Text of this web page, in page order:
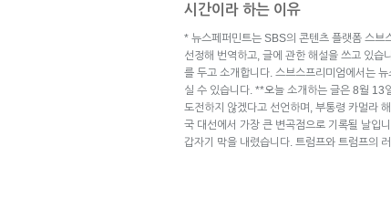
시간이라 하는 이유
* 뉴스페퍼민트는 SBS의 콘텐츠 플랫폼 스브
선정해 번역하고, 글에 관한 해설을 쓰고 있습
를 두고 소개합니다. 스브스프리미엄에서는
실 수 있습니다. **오늘 소개하는 글은 8월 13
도전하지 않겠다고 선언하며, 부통령 카멀라
국 대선에서 가장 큰 변곡점으로 기록될 날입
갑자기 막을 내렸습니다. 트럼프와 트럼프의